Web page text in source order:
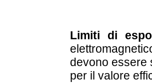
Limiti di
devono essere
per il valore